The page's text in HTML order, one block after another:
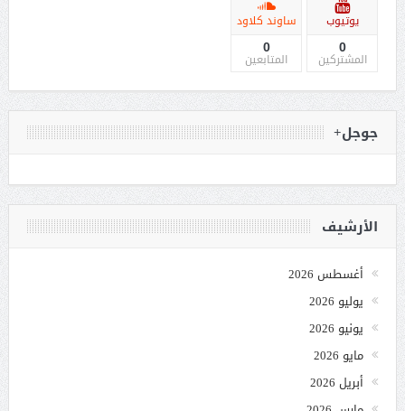
يوتيوب
0
المشتركين
ساوند كلاود
0
المتابعين
جوجل+
الأرشيف
أغسطس 2026
يوليو 2026
يونيو 2026
مايو 2026
أبريل 2026